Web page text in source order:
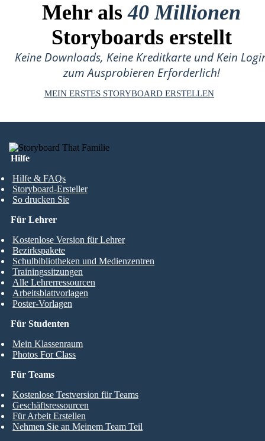
Mehr als40 Millionen
Storyboards erstellt
Keine Downloads, Keine Kreditkarte und Kein
zum Ausprobieren Erforderlich!
MEIN ERSTES STORYBOARD ERSTELLEN
Hilfe
Hilfe & FAQs
Storyboard-Ersteller
So drucken Sie
Für Studenten
Mein Klassenraum
Photos For Class
Für Lehrer
Kostenlose Version für Lehrer
Bezirkspakete
Schulbibliotheken und Medienzentren
Trainingssitzungen
Alle Lehrerressourcen
Arbeitsblattvorlagen
Poster-Vorlagen
Für Teams
Kostenlose Testversion für Teams
Geschäftsressourcen
Für Arbeit Erstellen
Nehmen Sie an Meinem Team Teil